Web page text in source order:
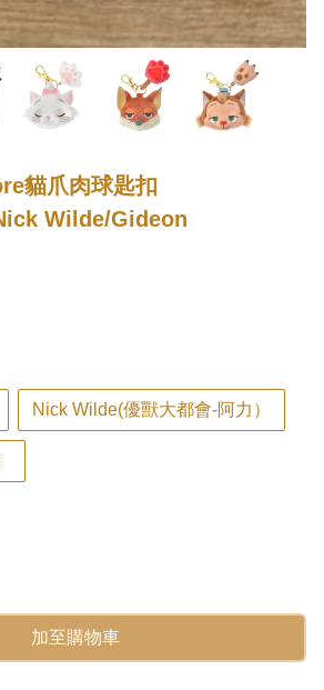
貓爪肉球匙扣
Wilde/Gideon
Nick Wilde(優獸大都會-阿力）
加至購物車